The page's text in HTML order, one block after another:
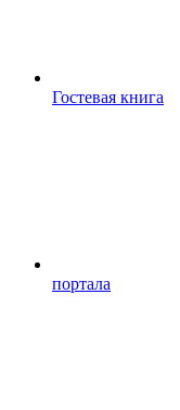
Гостевая книга
портала